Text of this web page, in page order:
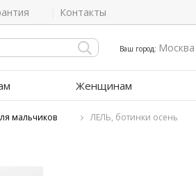
Контакты
Ваш город: Москва
Женщинам
мальчиков ЛЕЛЬ, ботинки осень